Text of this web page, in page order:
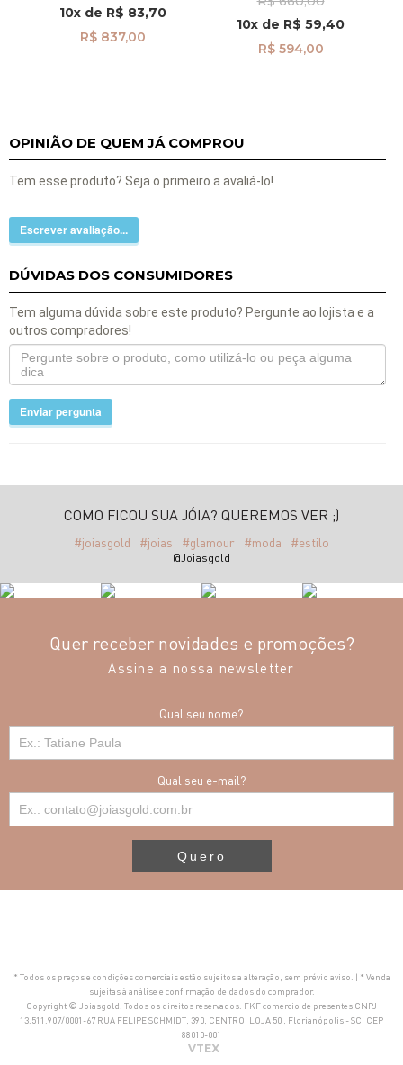
10xde R$ 83,70
R$ 837,00
10x de R$ 59,40
R$ 594,00
OPINIÃO DE QUEM JÁ COMPROU
Tem esse produto? Seja o primeiro a avaliá-lo!
Escrever avaliação...
DÚVIDAS DOS CONSUMIDORES
Tem alguma dúvida sobre este produto? Pergunte ao lojista e a
outros compradores!
Enviar pergunta
COMO FICOU SUA JÓIA? QUEREMOS VER ;)
#joiasgold #joias #glamour #moda #estilo
@Joiasgold
Quer receber novidades e promoções?
Assine a nossa newsletter
Qual seu nome?
Qual seu e-mail?
Quero
* Todos os preços e condições comerciais estão sujeitos a alteração, sem prévio aviso. | * Venda
sujeitas à análise e confirmação de dados do comprador.
Copyright © Joiasgold. Todos os direitos reservados. FKF comercio de presentes CNPJ
13.511.907/0001-67 RUA FELIPE SCHMIDT, 390, CENTRO, LOJA 50 , Florianópolis - SC, CEP
88010-001
VTEX